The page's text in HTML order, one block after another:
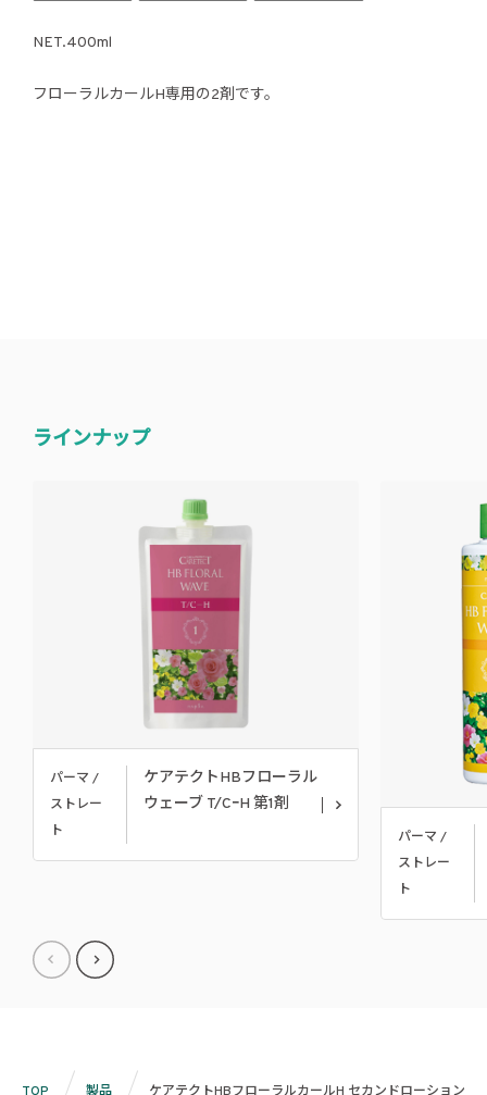
NET.400ml
フローラルカールH専用の2剤です。
ラインナップ
パーマ /
ストレー
ト
ケアテクトHBフローラル
ウェーブ T/CｰH 第1剤
パーマ /
ストレー
ト
TOP 製品 ケアテクトHBフローラルカールH セカンドローション